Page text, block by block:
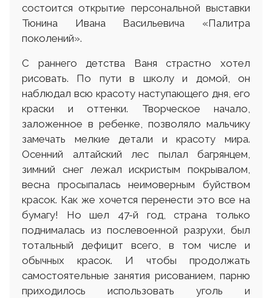
состоится открытие персональной выставки
Тюнина Ивана Васильевича «Палитра
поколений».
С раннего детства Ваня страстно хотел
рисовать. По пути в школу и домой, он
наблюдал всю красоту наступающего дня, его
краски и оттенки. Творческое начало,
заложенное в ребенке, позволяло мальчику
замечать мелкие детали и красоту мира.
Осенний алтайский лес пылал багрянцем,
зимний снег лежал искристым покрывалом,
весна просыпалась неимоверным буйством
красок. Как же хочется перенести это все на
бумагу! Но шел 47-й год, страна только
поднималась из послевоенной разрухи, был
тотальный дефицит всего, в том числе и
обычных красок. И чтобы продолжать
самостоятельные занятия рисованием, парню
приходилось использовать уголь и